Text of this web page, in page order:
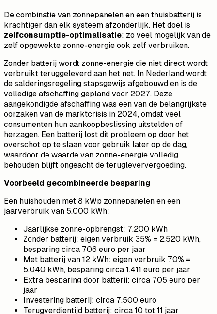
De combinatie van zonnepanelen en een thuisbatterij is
krachtiger dan elk systeem afzonderlijk. Het doel is
zelfconsumptie-optimalisatie: zo veel mogelijk van de
zelf opgewekte zonne-energie ook zelf verbruiken.
Zonder batterij wordt zonne-energie die niet direct wordt
verbruikt teruggeleverd aan het net. In Nederland wordt
de salderingsregeling stapsgewijs afgebouwd en is de
volledige afschaffing gepland voor 2027. Deze
aangekondigde afschaffing was een van de belangrijkste
oorzaken van de marktcrisis in 2024, omdat veel
consumenten hun aankoopbeslissing uitstelden of
herzagen. Een batterij lost dit probleem op door het
overschot op te slaan voor gebruik later op de dag,
waardoor de waarde van zonne-energie volledig
behouden blijft ongeacht de terugleververgoeding.
Voorbeeld gecombineerde besparing
Een huishouden met 8 kWp zonnepanelen en een
jaarverbruik van 5.000 kWh:
Jaarlijkse zonne-opbrengst: 7.200 kWh
Zonder batterij: eigen verbruik 35% = 2.520 kWh,
besparing circa 706 euro per jaar
Met batterij van 12 kWh: eigen verbruik 70% =
5.040 kWh, besparing circa 1.411 euro per jaar
Extra besparing door batterij: circa 705 euro per
jaar
Investering batterij: circa 7.500 euro
Terugverdientijd batterij: circa 10 tot 11 jaar